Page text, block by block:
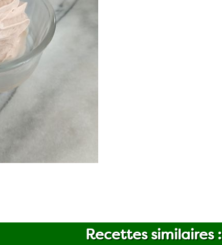
Recettes similaires :